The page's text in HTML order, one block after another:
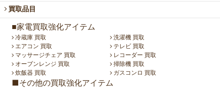
買取品目
■家電買取強化アイテム
冷蔵庫 買取
洗濯機 買取
エアコン 買取
テレビ 買取
マッサージチェア 買取
レコーダー 買取
オーブンレンジ 買取
掃除機 買取
炊飯器 買取
ガスコンロ 買取
■その他の買取強化アイテム